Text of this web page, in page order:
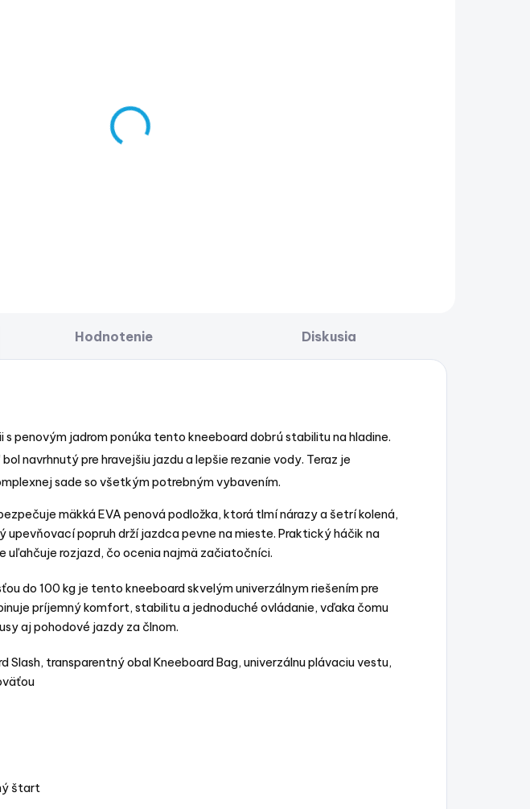
Hodnotenie Diskusia
s penovým jadrom ponúka tento kneeboard dobrú stabilitu na hladine.
bol navrhnutý pre hravejšiu jazdu a lepšie rezanie vody. Teraz je
sade so všetkým potrebným vybavením.
mäkká EVA penová podložka, ktorá tlmí nárazy a šetrí kolená,
upevňovací popruh drží jazdca pevne na mieste. Praktický háčik na
uľahčuje rozjazd, čo ocenia najmä začiatočníci.
do 100 kg je tento kneeboard skvelým univerzálnym riešením pre
príjemný komfort, stabilitu a jednoduché ovládanie, vďaka čomu
aj pohodové jazdy za člnom.
Slash, transparentný obal Kneeboard Bag, univerzálnu plávaciu vestu,
štart